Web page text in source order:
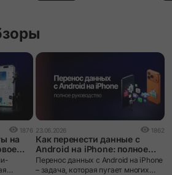
1876
на
23.06.2026 1862
Как перенести данные с
Android на iPhone: полное
руководство
Перенос данных с Android на iPhone
– задача, которая пугает многих